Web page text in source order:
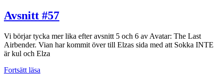
Avsnitt #57
Vi börjar tycka mer lika efter avsnitt 5 och 6 av Avatar: The Last
Airbender. Vian har kommit över till Elzas sida med att Sokka INTE
är kul och Elza
Fortsätt läsa